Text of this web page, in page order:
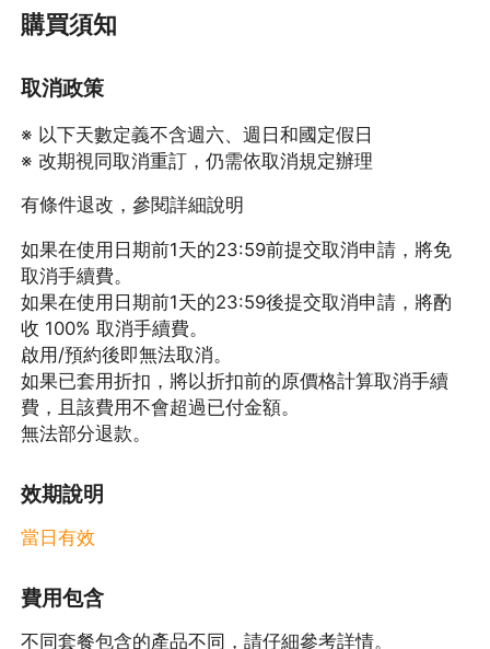
購買須知
取消政策
※ 以下天數定義不含週六、週日和國定假日
※ 改期視同取消重訂，仍需依取消規定辦理
有條件退改，參閱詳細說明
如果在使用日期前1天的23:59前提交取消申請，將免
取消手續費。
如果在使用日期前1天的23:59後提交取消申請，將酌
收 100% 取消手續費。
啟用/預約後即無法取消。
如果已套用折扣，將以折扣前的原價格計算取消手續
費，且該費用不會超過已付金額。
無法部分退款。
效期說明
當日有效
費用包含
不同套餐包含的產品不同，請仔細參考詳情。